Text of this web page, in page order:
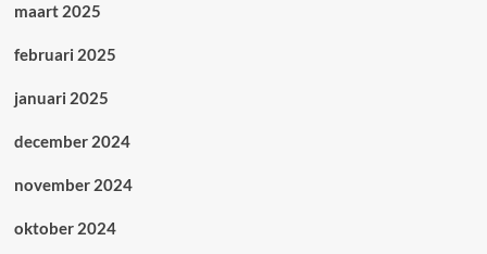
maart 2025
februari 2025
januari 2025
december 2024
november 2024
oktober 2024